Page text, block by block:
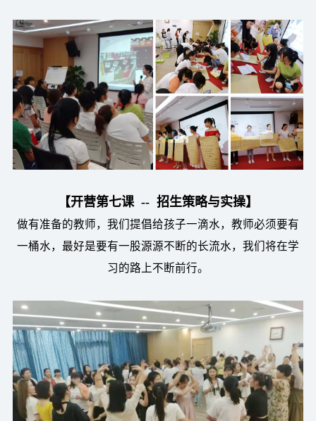
【开营第七课 -- 招生策略与实操】
做有准备的教师，我们提倡给孩子一滴水，教师必须要有
一桶水，最好是要有一股源源不断的长流水，我们将在学
习的路上不断前行。